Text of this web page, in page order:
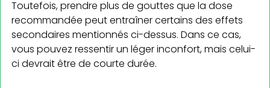
Toutefois, prendre plus de gouttes que la dose
recommandée peut entraîner certains des effets
secondaires mentionnés ci-dessus. Dans ce cas,
vous pouvez ressentir un léger inconfort, mais celui-
ci devrait être de courte durée.